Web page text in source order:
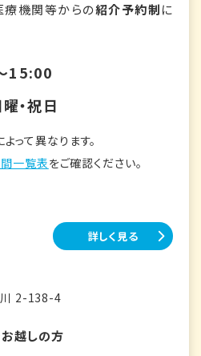
療機関等からの紹介予約制に
15:00
・祝日
って異なります。
一覧表をご確認ください。
詳しく見る
2-138-4
越しの方